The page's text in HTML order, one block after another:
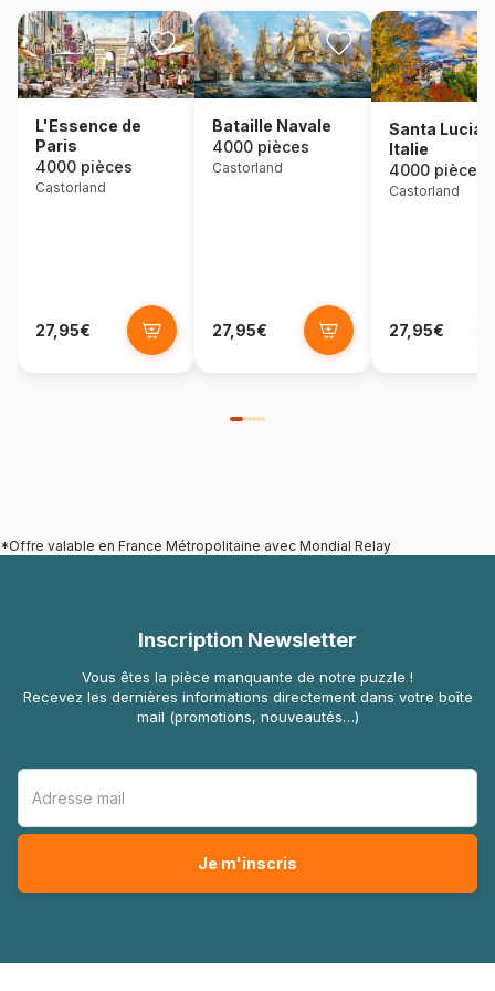
L'Essence de
Paris
4000 pièces
Castorland
27,95€
Bataille Navale
4000 pièces
Castorland
27,95€
Santa Lucia,
Italie
4000 pièces
Castorland
27,95€
*Offre valable en France Métropolitaine avec Mondial Relay
Inscription Newsletter
Vous êtes la pièce manquante de notre puzzle !
Recevez les dernières informations directement dans votre boîte
mail (promotions, nouveautés…)